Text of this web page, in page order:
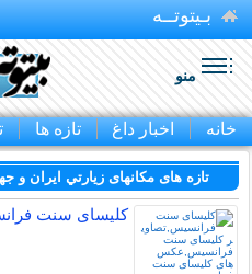
بـیتوتــه
منو
خانه اخبار داغ تازه ها
تازه های مکانهای زيارتي ايران و
کلیسای سنت